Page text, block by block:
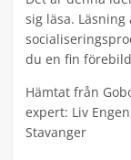
sig läsa.
du en fin
Hämtat från
expert: Liv
Stavanger